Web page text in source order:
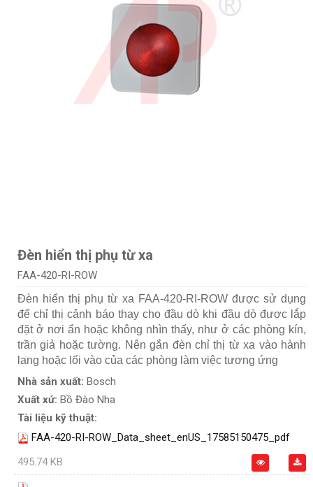
Đèn hiển thị phụ từ xa
FAA-420-RI-ROW
Đèn hiển thị phụ từ xa FAA-420-RI-ROW được sử dụng
để chỉ thị cảnh báo thay cho đầu dò khi đầu dò được lắp
đặt ở nơi ẩn hoặc không nhìn thấy, như ở các phòng kín,
trần giả hoặc tường. Nên gắn đèn chỉ thị từ xa vào hành
lang hoặc lối vào của các phòng làm việc tương ứng
Nhà sản xuất: Bosch
Xuất xứ: Bồ Đào Nha
Tài liệu kỹ thuật:
FAA-420-RI-ROW_Data_sheet_enUS_17585150475_pdf
495.74 KB